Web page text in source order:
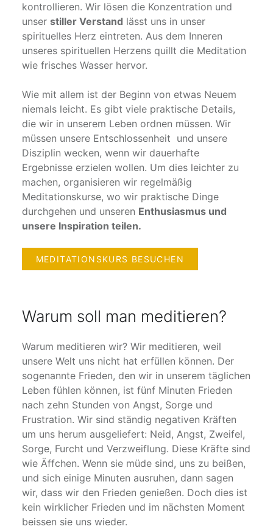
kontrollieren. Wir lösen die Konzentration und
unser stiller Verstand lässt uns in unser
spirituelles Herz eintreten. Aus dem Inneren
unseres spirituellen Herzens quillt die Meditation
wie frisches Wasser hervor.
Wie mit allem ist der Beginn von etwas Neuem
niemals leicht. Es gibt viele praktische Details,
die wir in unserem Leben ordnen müssen. Wir
müssen unsere Entschlossenheit und unsere
Disziplin wecken, wenn wir dauerhafte
Ergebnisse erzielen wollen. Um dies leichter zu
machen, organisieren wir regelmäßig
Meditationskurse, wo wir praktische Dinge
durchgehen und unseren Enthusiasmus und
unsere Inspiration teilen.
MEDITATIONSKURS BESUCHEN
Warum soll man meditieren?
Warum meditieren wir? Wir meditieren, weil
unsere Welt uns nicht hat erfüllen können. Der
sogenannte Frieden, den wir in unserem täglichen
Leben fühlen können, ist fünf Minuten Frieden
nach zehn Stunden von Angst, Sorge und
Frustration. Wir sind ständig negativen Kräften
um uns herum ausgeliefert: Neid, Angst, Zweifel,
Sorge, Furcht und Verzweiflung. Diese Kräfte sind
wie Äffchen. Wenn sie müde sind, uns zu beißen,
und sich einige Minuten ausruhen, dann sagen
wir, dass wir den Frieden genießen. Doch dies ist
kein wirklicher Frieden und im nächsten Moment
beissen sie uns wieder.